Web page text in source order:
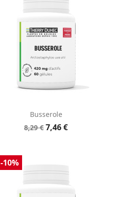
Aperçu rapide
Busserole
8,29 € 7,46 €
-10%